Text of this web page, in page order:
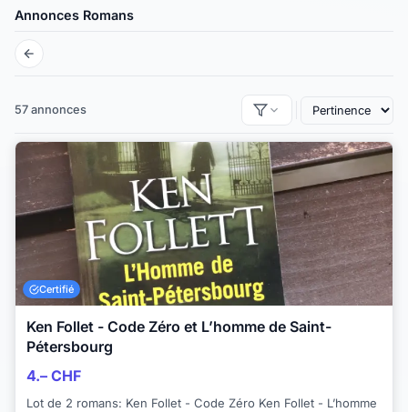
annonces
Annonces Romans
57 annonces
Certifié
Ken Follet - Code Zéro et L’homme de Saint-
Pétersbourg
4.– CHF
Lot de 2 romans: Ken Follet - Code Zéro Ken Follet - L’homme